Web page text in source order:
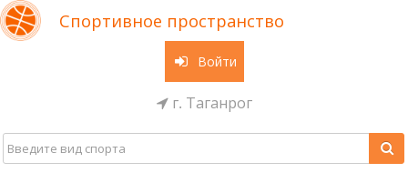
Спортивное пространство
Войти
г. Таганрог